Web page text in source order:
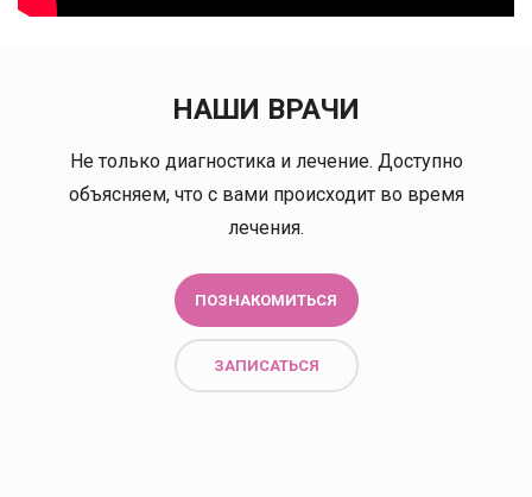
НАШИ ВРАЧИ
Не только диагностика и лечение. Доступно
объясняем, что с вами происходит во время
лечения.
ПОЗНАКОМИТЬСЯ
ЗАПИСАТЬСЯ